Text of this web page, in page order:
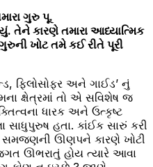
ગુરુ પૂ.
તેને કારણે તમારા આધ્યાત્મિક
ગુરુની ખોટ તમે કઈ રીતે પૂરી
ફિલોસોફર અને ગાઈડ’ નું
ક્ષેત્રમાં તો એ સવિશેષ જ
ધારક અને ઉત્કૃષ્ટ
સાધુપુરુષ હતા. કાંઈક સારું કરી
સમજણની ઊણપને કારણે ખોટી
ઊભરાતું હોય ત્યારે આવા